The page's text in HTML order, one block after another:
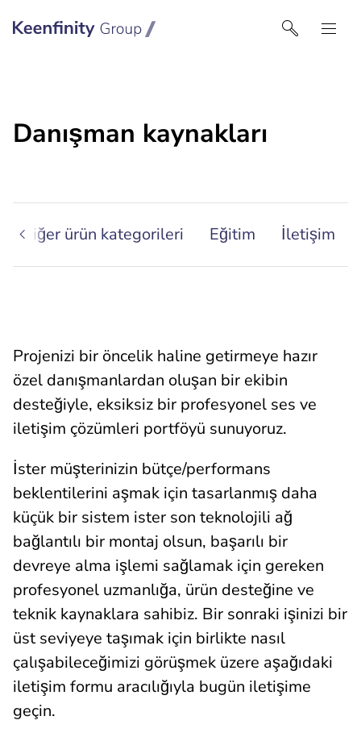
Keenfinity Group I Turkey
Danışman kaynakları
Diğer ürün kategorileri Eğitim İletişim
Projenizi bir öncelik haline getirmeye hazır
özel danışmanlardan oluşan bir ekibin
desteğiyle, eksiksiz bir profesyonel ses ve
iletişim çözümleri portföyü sunuyoruz.
İster müşterinizin bütçe/performans
beklentilerini aşmak için tasarlanmış daha
küçük bir sistem ister son teknolojili ağ
bağlantılı bir montaj olsun, başarılı bir
devreye alma işlemi sağlamak için gereken
profesyonel uzmanlığa, ürün desteğine ve
teknik kaynaklara sahibiz. Bir sonraki işinizi bir
üst seviyeye taşımak için birlikte nasıl
çalışabileceğimizi görüşmek üzere aşağıdaki
iletişim formu aracılığıyla bugün iletişime
geçin.